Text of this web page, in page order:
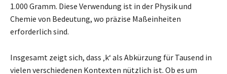
1.000 Gramm. Diese Verwendung ist in der Physik und
Chemie von Bedeutung, wo präzise Maßeinheiten
erforderlich sind.
Insgesamt zeigt sich, dass ‚k‘ als Abkürzung für Tausend in
vielen verschiedenen Kontexten nützlich ist. Ob es um